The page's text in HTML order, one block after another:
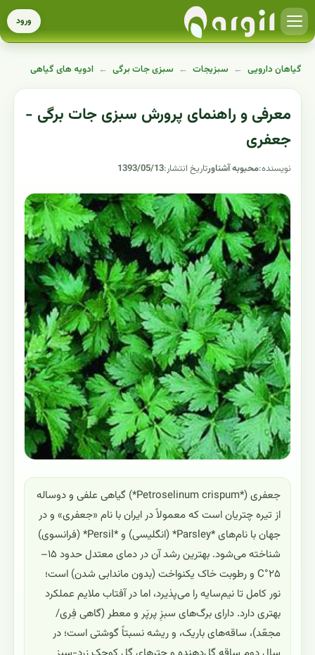
ورود
گیاهان دارویی ← سبزیجات ← سبزی جات برگی ← ادویه های گیاهی
معرفی و راهنمای پرورش سبزی جات برگی -
جعفری
نویسنده:محبوبه آشناورتاریخ انتشار:1393/05/13
جعفری (*Petroselinum crispum*) گیاهی علفی و دوساله
از تیره چتریان است که معمولاً در ایران با نام «جعفری» و در
جهان با نام‌های *Parsley* (انگلیسی) و *Persil* (فرانسوی)
شناخته می‌شود. بهترین رشد آن در دمای معتدل حدود ۱۵–
۲۵°C و رطوبت خاک یکنواخت (بدون ماندابی شدن) است؛
نور کامل تا نیم‌سایه را می‌پذیرد، اما در آفتاب ملایم عملکرد
بهتری دارد. دارای برگ‌های سبزِ پرپَر و معطر (گاهی فِری/
مجعّد)، ساقه‌های باریک، و ریشه نسبتاً گوشتی است؛ در